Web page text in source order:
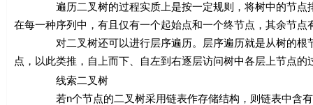
遍历二叉树的过程实质上是按一定规则，将树中的节点排
在每一种序列中，有且仅有一个起始点和一个终节点，其余节
对二叉树还可以进行层序遍历。层序遍历就是从树的根节
点，以此类推，自上而下、自左到右逐层访问树中各层上节点的
线索二叉树
若n个节点的二叉树采用链表作存储结构，则链表中含有